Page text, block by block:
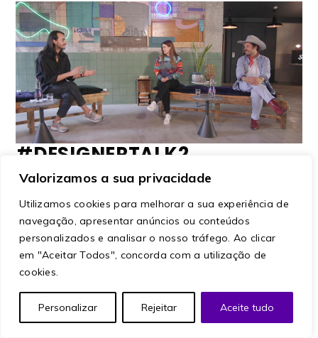
Valorizamos a sua privacidade
Utilizamos cookies para melhorar a sua experiência de
navegação, apresentar anúncios ou conteúdos
personalizados e analisar o nosso tráfego. Ao clicar
em "Aceitar Todos", concorda com a utilização de
cookies.
Personalizar Rejeitar Aceite tudo
#DESIGNERTALK2
Ana Duarte
João Magalhães
Moderator:Mauro Gonçalves
TALKS
Apr 17 - 04:30 pm
ADICIONAR AO CALENDÁRIO